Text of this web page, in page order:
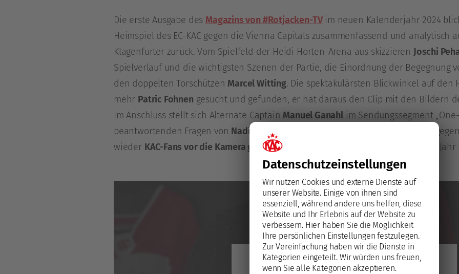
Datenschutz­einstellungen
Wir nutzen Cookies und externe Dienste auf
unserer Website. Einige von ihnen sind
essenziell, während andere uns helfen, diese
Website und Ihr Erlebnis auf der Website zu
verbessern. Hier haben Sie die Möglichkeit
Ihre persönlichen Einstellungen festzulegen.
Zur Vereinfachung haben wir die Dienste in
Kategorien eingeteilt. Wir würden uns freuen,
wenn Sie alle Kategorien akzeptieren.
Die erste Ausgabe des Magazins von #Rotjacken-TVim neuen Kalenderjahr 2024
Heimspiel des EC-KAC gegen die Vienna Capitals zusammenfassend und analytisch
Klagenfurter zurück. Vom Spielfeld der Heidi Horten-Arena aus skizzieren Joschi
Spielverlauf und die wichtigsten Szenen der Partie, die Einordnung der Begegnung
den doppelten Torschützen Marcel Witting. Die spektakulärsten Blickwinkel auf den
mehr Patric Fohnen gesucht und gefunden, er hat daraus den Clip mit den Bildern
Im Anschluss stellt sich Alternate Captain Manuel Ganahlim Sendungssegment
beantwortenden Fragen von Nadine Pessentheiner
. Sie hat rund um die Partie
wieder KAC-Fans vor die Kamera gebetenund sie nach ihren Wünschen für das Jahr
YouTube